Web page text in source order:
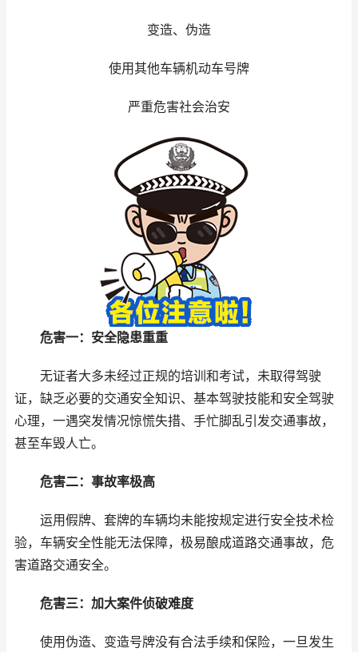
变造、伪造
使用其他车辆机动车号牌
严重危害社会治安
危害一：安全隐患重重
无证者大多未经过正规的培训和考试，未取得驾驶
证，缺乏必要的交通安全知识、基本驾驶技能和安全驾驶
心理，一遇突发情况惊慌失措、手忙脚乱引发交通事故，
甚至车毁人亡。
危害二：事故率极高
运用假牌、套牌的车辆均未能按规定进行安全技术检
验，车辆安全性能无法保障，极易酿成道路交通事故，危
害道路交通安全。
危害三：加大案件侦破难度
使用伪造、变造号牌没有合法手续和保险，一旦发生